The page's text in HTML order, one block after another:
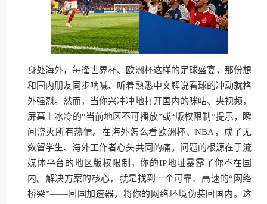
身处海外，每逢世界杯、欧洲杯这样的足球盛宴，那份想
和国内朋友同步呐喊、听着熟悉中文解说看球的冲动就格
外强烈。然而，当你兴冲冲地打开国内的咪咕、央视频，
屏幕上冰冷的“当前地区不可播放”或“版权限制”提示，瞬
间浇灭所有热情。在海外怎么看欧洲杯、NBA，成了无
数留学生、海外工作者心头共同的痛。问题的根源在于流
媒体平台的地区版权限制，你的IP地址暴露了你不在国
内。解决方案的核心，就是找到一个可靠、高速的“网络
桥梁”——回国加速器，将你的网络环境伪装回国内。这